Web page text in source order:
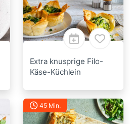
Extra knusprige Filo-
Käse-Küchlein
45 Min.